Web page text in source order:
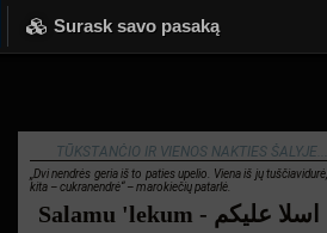
Surask savo pasaką
TŪKSTANČIO IR VIENOS NAKTIES ŠALYJE...
„Dvi nendrės geria iš to paties upelio. Viena iš jų tuščiavidurė,
kita – cukranendrė“ – marokiečių patarlė.
Salamu 'lekum - اسلا عليكم